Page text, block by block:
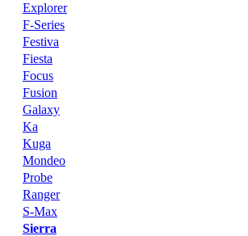
Explorer
F-Series
Festiva
Fiesta
Focus
Fusion
Galaxy
Ka
Kuga
Mondeo
Probe
Ranger
S-Max
Sierra